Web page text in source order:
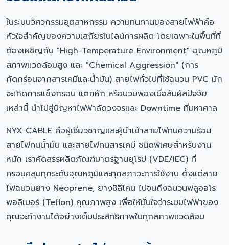
ในระบบวิศวกรรมอุตสาหกรรม ความทนทานของสายไฟฟ้าคือ
หัวใจสำคัญของความเสถียรในไลน์การผลิต โดยเฉพาะในพื้นที่ที่
ต้องเผชิญกับ "High-Temperature Environment" อุณหภูมิ
สภาพแวดล้อมสูง และ "Chemical Aggression" (การ
กัดกร่อนจากสารเคมีและน้ำมัน) สายไฟทั่วไปที่ใช้ฉนวน PVC มัก
จะเกิดการแข็งกรอบ แตกหัก หรือบวมพองเมื่อสัมผัสปัจจัย
เหล่านี้ นำไปสู่ปัญหาไฟฟ้าลัดวงจรและ Downtime ที่มหาศาล
NYX CABLE คือผู้เชี่ยวชาญและผู้นำเข้าสายไฟทนความร้อน
สายไฟทนน้ำมัน และสายไฟทนสารเคมี ชนิดพิเศษสำหรับงาน
หนัก เราคัดสรรผลิตภัณฑ์มาตรฐานยุโรป (VDE/IEC) ที่
ครอบคลุมทุกระดับอุณหภูมิและทุกสภาวะการใช้งาน ตั้งแต่สาย
ไฟฉนวนยาง Neoprene, ยางซิลิโคน ไปจนถึงฉนวนฟลูออโร
พอลิเมอร์ (Teflon) คุณภาพสูง เพื่อให้มั่นใจว่าระบบไฟฟ้าของ
คุณจะทำงานได้อย่างเต็มประสิทธิภาพในทุกสภาพแวดล้อม